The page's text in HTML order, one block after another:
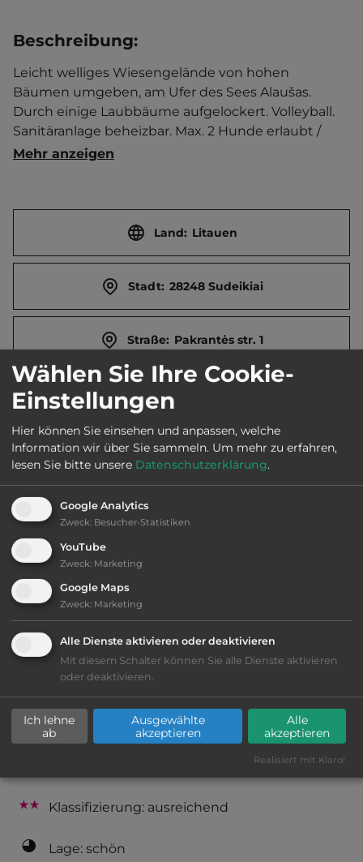
Beschreibung:
Leicht welliges Wiesengelände von hohen
Bäumen umgeben, am Ufer des Sees Alaušas.
Durch einige Laubbäume aufgelockert. Volleyball.
Sanitäranlage beheizbar. Max. 2 Hunde erlaubt /
Hundeleinenzwang.   Ortszentrum 500 m entfernt.
Mehr anzeigen
Land: Litauen
Stadt: 28248 Sudeikiai
Straße: Pakrantės str. 1
E-Mail: tic@utenainfo.lt
Webseite: www.sudeikiai.utena.lm.lt
Telefon:
Ausstattung:
naturbelassener Platz
Klassifizierung: ausreichend
Lage: schön
Wählen Sie Ihre Cookie-
Einstellungen
Hier können Sie einsehen und anpassen, welche
Information wir über Sie sammeln. Um mehr zu erfahren,
lesen Sie bitte unsere Datenschutzerklärung.
Google Analytics
Zweck: Besucher-Statistiken
YouTube
Zweck: Marketing
Google Maps
Zweck: Marketing
Alle Dienste aktivieren oder deaktivieren
Mit diesem Schalter können Sie alle Dienste aktivieren
oder deaktivieren.
Ich lehne
ab
Ausgewählte
akzeptieren
Alle
akzeptieren
Realisiert mit Klaro!